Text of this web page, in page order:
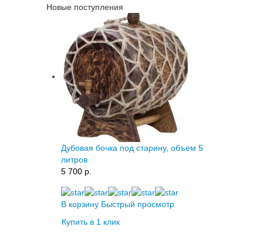
Новые поступления
Дубовая бочка под старину, объем 5
литров
5 700 p.
В корзину Быстрый просмотр
Купить в 1 клик